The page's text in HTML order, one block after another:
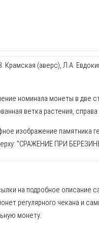
Крамская (аверс), Л.А.
номинала монеты в две
ветка растения,
изображение памятника
"СРАЖЕНИЕ ПРИ
на подробное описание
регулярного чекана и
монету.